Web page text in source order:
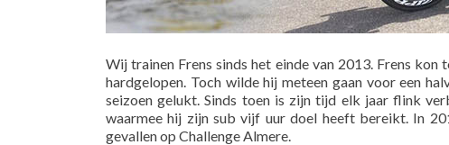
Wij trainen Frens sinds het einde van 2013. Frens
hardgelopen. Toch wilde hij meteen gaan voor een
seizoen gelukt. Sinds toen is zijn tijd elk jaar flink
waarmee hij zijn sub vijf uur doel heeft bereikt. In
gevallen op Challenge Almere.